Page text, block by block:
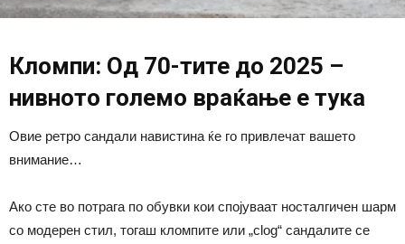
Кломпи: Од 70-тите до 2025 –
нивното големо враќање е тука
Овие ретро сандали навистина ќе го привлечат вашето
внимание…
Ако сте во потрага по обувки кои спојуваат носталгичен шарм
со модерен стил, тогаш кломпите или „clog“ сандалите се